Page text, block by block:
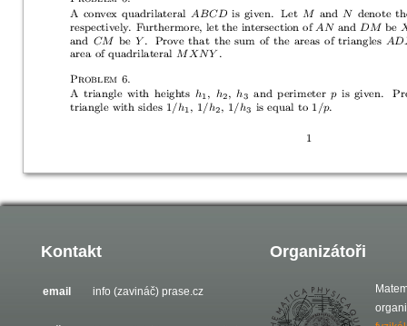
Kontakt
email info (zavináč) prase.cz
Organizátoři